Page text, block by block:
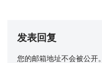
发表回复
您的邮箱地址不会被公开。